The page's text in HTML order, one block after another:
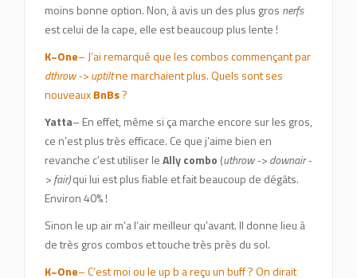
moins bonne option. Non, à avis un des plus gros nerfs
est celui de la cape, elle est beaucoup plus lente !
K~One– J’ai remarqué que les combos commençant par
dthrow -> uptiltne marchaient plus. Quels sont ses
nouveauxBnBs?
Yatta– En effet, même si ça marche encore sur les gros,
ce n’est plus très efficace. Ce que j’aime bien en
revanche c’est utiliser leAlly combo (uthrow -> downair -
> fair)qui lui est plus fiable et fait beaucoup de dégâts.
Environ 40% !
Sinon le up air m’a l’air meilleur qu’avant. Il donne lieu à
de très gros combos et touche très près du sol.
K~One– C’est moi ou le up b a reçu un buff ? On dirait